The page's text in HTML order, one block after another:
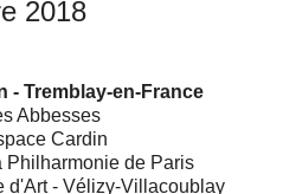
2018
- Tremblay-en-France
Abbesses
Cardin
Philharmonie de Paris
d'Art - Vélizy-Villacoublay